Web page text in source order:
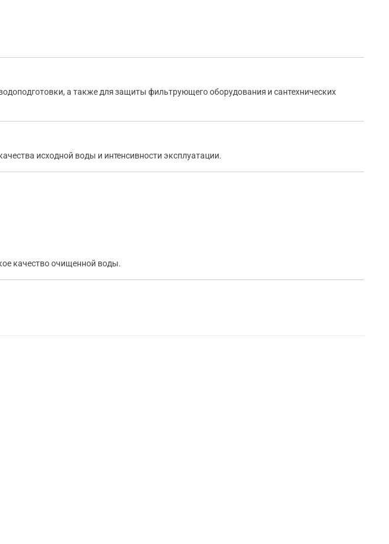
а также для защиты фильтрующего оборудования и сантехнических
исходной воды и интенсивности эксплуатации.
качество очищенной воды.